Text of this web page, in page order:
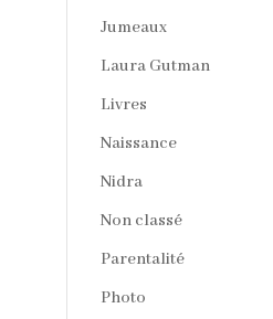
Jumeaux
Laura Gutman
Livres
Naissance
Nidra
Non classé
Parentalité
Photo